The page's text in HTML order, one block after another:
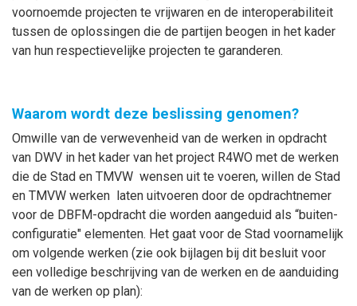
voornoemde projecten te vrijwaren en de interoperabiliteit
tussen de oplossingen die de partijen beogen in het kader
van hun respectievelijke projecten te garanderen.
Waarom wordt deze beslissing genomen?
Omwille van de verwevenheid van de werken in opdracht
van DWV in het kader van het project R4WO met de werken
die de Stad en TMVW wensen uit te voeren, willen de Stad
en TMVW werken laten uitvoeren door de opdrachtnemer
voor de DBFM-opdracht die worden aangeduid als “buiten-
configuratie" elementen. Het gaat voor de Stad voornamelijk
om volgende werken (zie ook bijlagen bij dit besluit voor
een volledige beschrijving van de werken en de aanduiding
van de werken op plan):